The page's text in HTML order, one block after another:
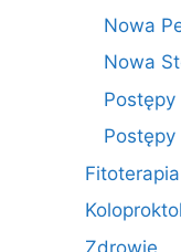
Nowa
Nowa
Fitoterapia
Zdrowie